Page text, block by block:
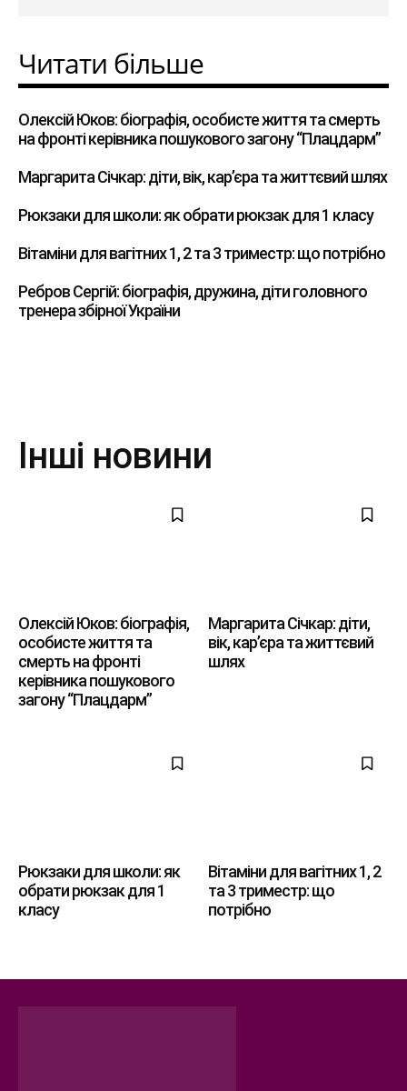
Читати більше
Олексій Юков: біографія, особисте життя та смерть
на фронті керівника пошукового загону “Плацдарм”
Маргарита Січкар: діти, вік, кар’єра та життєвий шлях
Рюкзаки для школи: як обрати рюкзак для 1 класу
Вітаміни для вагітних 1, 2 та 3 триместр: що потрібно
Ребров Сергій: біографія, дружина, діти головного
тренера збірної України
Інші новини
Олексій Юков: біографія,
особисте життя та
смерть на фронті
керівника пошукового
загону “Плацдарм”
Маргарита Січкар: діти,
вік, кар’єра та життєвий
шлях
Рюкзаки для школи: як
обрати рюкзак для 1
класу
Вітаміни для вагітних 1, 2
та 3 триместр: що
потрібно